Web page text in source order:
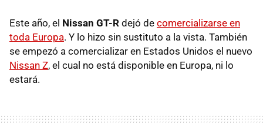
Este año, el Nissan GT-R dejó de comercializarse en
toda Europa. Y lo hizo sin sustituto a la vista. También
se empezó a comercializar en Estados Unidos el nuevo
Nissan Z, el cual no está disponible en Europa, ni lo
estará.